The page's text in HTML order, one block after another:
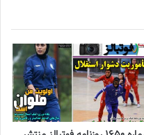
دنبال کنید
فوتسال زنان